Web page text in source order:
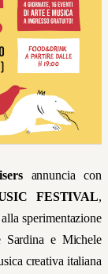
annuncia con
FESTIVAL,
sperimentazione
Sardina e Michele
creativa italiana